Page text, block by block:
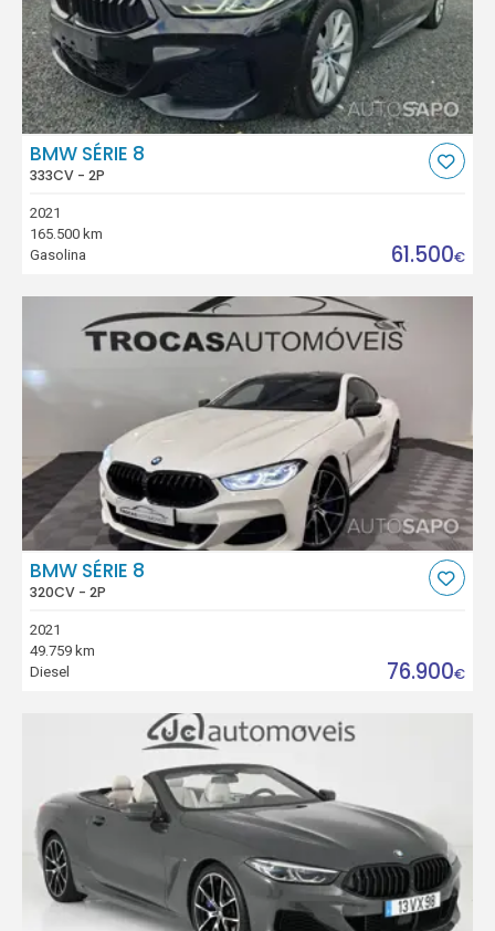
BMW SÉRIE 8
333CV - 2P
2021
165.500 km
Gasolina
61.500€
BMW SÉRIE 8
320CV - 2P
2021
49.759 km
Diesel
76.900€